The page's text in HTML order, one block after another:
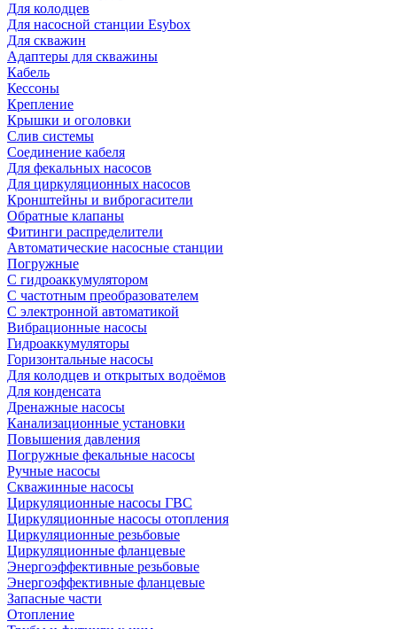
Для колодцев
Для насосной станции Esybox
Для скважин
Адаптеры для скважины
Кабель
Кессоны
Крепление
Крышки и оголовки
Слив системы
Соединение кабеля
Для фекальных насосов
Для циркуляционных насосов
Кронштейны и виброгасители
Обратные клапаны
Фитинги распределители
Автоматические насосные станции
Погружные
С гидроаккумулятором
С частотным преобразователем
С электронной автоматикой
Вибрационные насосы
Гидроаккумуляторы
Горизонтальные насосы
Для колодцев и открытых водоёмов
Для конденсата
Дренажные насосы
Канализационные установки
Повышения давления
Погружные фекальные насосы
Ручные насосы
Скважинные насосы
Циркуляционные насосы ГВС
Циркуляционные насосы отопления
Циркуляционные резьбовые
Циркуляционные фланцевые
Энергоэффективные резьбовые
Энергоэффективные фланцевые
Запасные части
Отопление